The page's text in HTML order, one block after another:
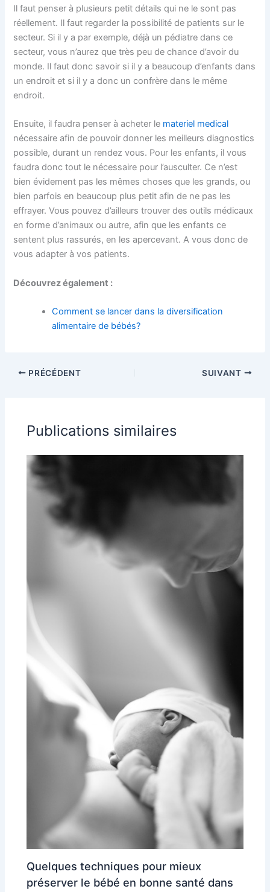
Il faut penser à plusieurs petit détails qui ne le sont pas
réellement. Il faut regarder la possibilité de patients sur le
secteur. Si il y a par exemple, déjà un pédiatre dans ce
secteur, vous n’aurez que très peu de chance d’avoir du
monde. Il faut donc savoir si il y a beaucoup d’enfants dans
un endroit et si il y a donc un confrère dans le même
endroit.
Ensuite, il faudra penser à acheter le materiel medical
nécessaire afin de pouvoir donner les meilleurs diagnostics
possible, durant un rendez vous. Pour les enfants, il vous
faudra donc tout le nécessaire pour l’ausculter. Ce n’est
bien évidement pas les mêmes choses que les grands, ou
bien parfois en beaucoup plus petit afin de ne pas les
effrayer. Vous pouvez d’ailleurs trouver des outils médicaux
en forme d’animaux ou autre, afin que les enfants ce
sentent plus rassurés, en les apercevant. A vous donc de
vous adapter à vos patients.
Découvrez également :
Comment se lancer dans la diversification
alimentaire de bébés?
PRÉCÉDENT SUIVANT
Publications similaires
Quelques techniques pour mieux
préserver le bébé en bonne santé dans